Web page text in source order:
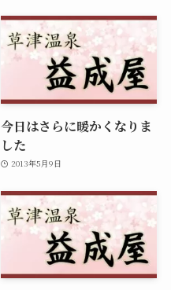
今日はさらに暖かくなりま
した
2013年5月9日